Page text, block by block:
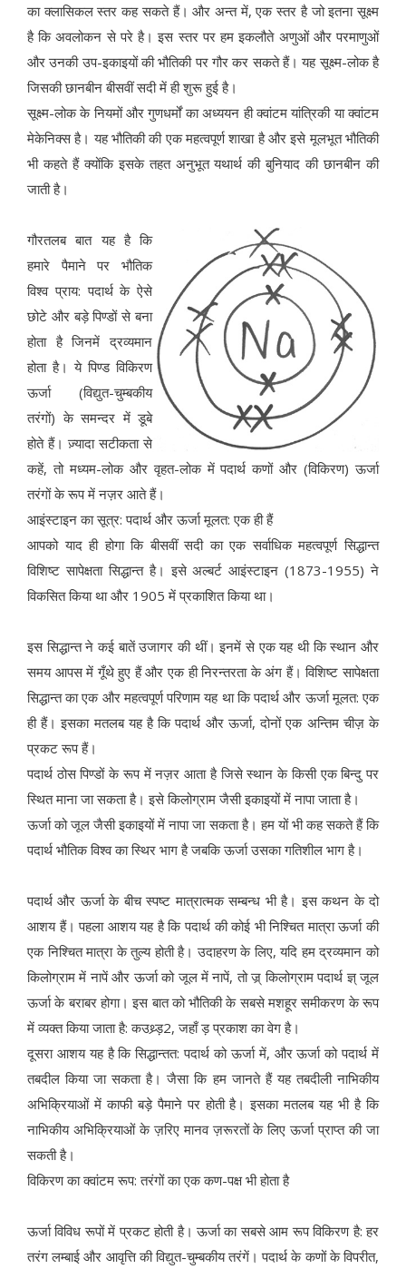
का क्लासिकल स्तर कह सकते हैं। और अन्त में, एक स्तर है जो इतना सूक्ष्म
है कि अवलोकन से परे है। इस स्तर पर हम इकलौते अणुओं और परमाणुओं
और उनकी उप-इकाइयों की भौतिकी पर गौर कर सकते हैं। यह सूक्ष्म-लोक है
जिसकी छानबीन बीसवीं सदी में ही शुरू हुई है।
सूक्ष्म-लोक के नियमों और गुणधर्मों का अध्ययन ही क्वांटम यांत्रिकी या क्वांटम
मेकेनिक्स है। यह भौतिकी की एक महत्वपूर्ण शाखा है और इसे मूलभूत भौतिकी
भी कहते हैं क्योंकि इसके तहत अनुभूत यथार्थ की बुनियाद की छानबीन की
जाती है।
गौरतलब बात यह है कि
हमारे पैमाने पर भौतिक
विश्व प्राय: पदार्थ के ऐसे
छोटे और बड़े पिण्डों से बना
होता है जिनमें द्रव्यमान
होता है। ये पिण्ड विकिरण
ऊर्जा (विद्युत-चुम्बकीय
तरंगों) के समन्दर में डूबे
होते हैं। ज़्यादा सटीकता से
कहें, तो मध्यम-लोक और वृहत-लोक में पदार्थ कणों और (विकिरण) ऊर्जा
तरंगों के रूप में नज़र आते हैं।
आइंस्टाइन का सूत्र: पदार्थ और ऊर्जा मूलत: एक ही हैं
आपको याद ही होगा कि बीसवीं सदी का एक सर्वाधिक महत्वपूर्ण सिद्धान्त
विशिष्ट सापेक्षता सिद्धान्त है। इसे अल्बर्ट आइंस्टाइन (1873-1955) ने
विकसित किया था और 1905 में प्रकाशित किया था।
इस सिद्धान्त ने कई बातें उजागर की थीं। इनमें से एक यह थी कि स्थान और
समय आपस में गूँथे हुए हैं और एक ही निरन्तरता के अंग हैं। विशिष्ट सापेक्षता
सिद्धान्त का एक और महत्वपूर्ण परिणाम यह था कि पदार्थ और ऊर्जा मूलत: एक
ही हैं। इसका मतलब यह है कि पदार्थ और ऊर्जा, दोनों एक अन्तिम चीज़ के
प्रकट रूप हैं।
पदार्थ ठोस पिण्डों के रूप में नज़र आता है जिसे स्थान के किसी एक बिन्दु पर
स्थित माना जा सकता है। इसे किलोग्राम जैसी इकाइयों में नापा जाता है।
ऊर्जा को जूल जैसी इकाइयों में नापा जा सकता है। हम यों भी कह सकते हैं कि
पदार्थ भौतिक विश्व का स्थिर भाग है जबकि ऊर्जा उसका गतिशील भाग है।
पदार्थ और ऊर्जा के बीच स्पष्ट मात्रात्मक सम्बन्ध भी है। इस कथन के दो
आशय हैं। पहला आशय यह है कि पदार्थ की कोई भी निश्चित मात्रा ऊर्जा की
एक निश्चित मात्रा के तुल्य होती है। उदाहरण के लिए, यदि हम द्रव्यमान को
किलोग्राम में नापें और ऊर्जा को जूल में नापें, तो ज्र् किलोग्राम पदार्थ ज्ञ् जूल
ऊर्जा के बराबर होगा। इस बात को भौतिकी के सबसे मशहूर समीकरण के रूप
में व्यक्त किया जाता है: कउथ्र्ड़2, जहाँ ड़ प्रकाश का वेग है।
दूसरा आशय यह है कि सिद्धान्तत: पदार्थ को ऊर्जा में, और ऊर्जा को पदार्थ में
तबदील किया जा सकता है। जैसा कि हम जानते हैं यह तबदीली नाभिकीय
अभिक्रियाओं में काफी बड़े पैमाने पर होती है। इसका मतलब यह भी है कि
नाभिकीय अभिक्रियाओं के ज़रिए मानव ज़रूरतों के लिए ऊर्जा प्राप्त की जा
सकती है।
विकिरण का क्वांटम रूप: तरंगों का एक कण-पक्ष भी होता है
ऊर्जा विविध रूपों में प्रकट होती है। ऊर्जा का सबसे आम रूप विकिरण है: हर
तरंग लम्बाई और आवृत्ति की विद्युत-चुम्बकीय तरंगें। पदार्थ के कणों के विपरीत,